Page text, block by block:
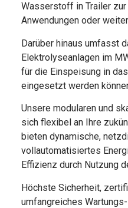
Wasserstoff in Trailer
Anwendungen oder
Darüber hinaus umfasst
Elektrolyseanlagen im
für die Einspeisung in
eingesetzt werden
Unsere modularen und
sich flexibel an Ihre
bieten dynamische,
vollautomatisiertes
Effizienz durch Nutzung
Höchste Sicherheit,
umfangreiches